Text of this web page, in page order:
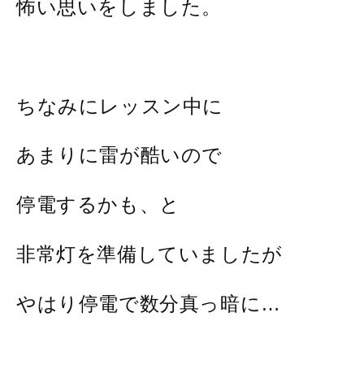
怖い思いをしました。
ちなみにレッスン中に
あまりに雷が酷いので
停電するかも、と
非常灯を準備していましたが
やはり停電で数分真っ暗に…